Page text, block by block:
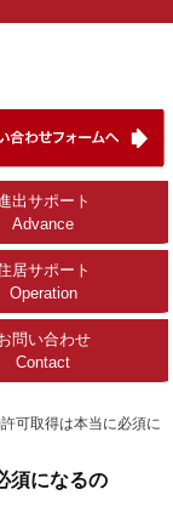
出サポート
Advance
居サポート
Operation
問い合わせ
Contact
可取得は本当に必須に
須になるの